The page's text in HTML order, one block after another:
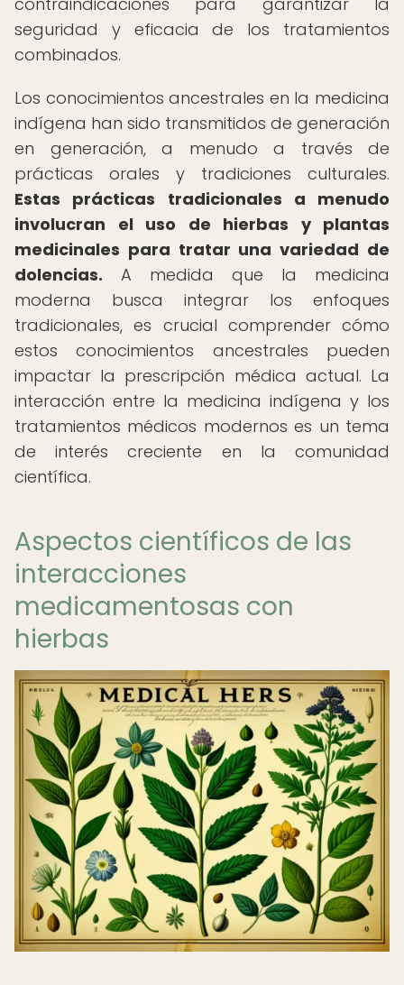
seguridad y eficacia de los tratamientos
combinados.
Los conocimientos ancestrales en la medicina
indígena han sido transmitidos de generación
en generación, a menudo a través de
prácticas orales y tradiciones culturales.
Estas prácticas tradicionales a menudo
involucran el uso de hierbas y plantas
medicinales para tratar una variedad de
dolencias. A medida que la medicina
moderna busca integrar los enfoques
tradicionales, es crucial comprender cómo
estos conocimientos ancestrales pueden
impactar la prescripción médica actual. La
interacción entre la medicina indígena y los
tratamientos médicos modernos es un tema
de interés creciente en la comunidad
científica.
Aspectos científicos de las
interacciones
medicamentosas con
hierbas